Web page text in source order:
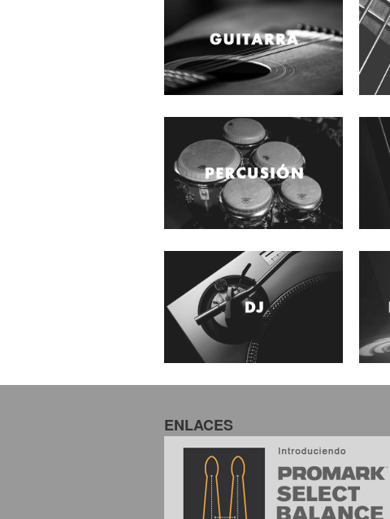
ENLACES